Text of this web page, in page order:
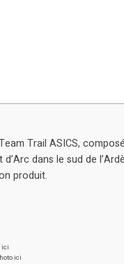
Trail ASICS,
d’Arc dans le sud de
produit.
ici
ici